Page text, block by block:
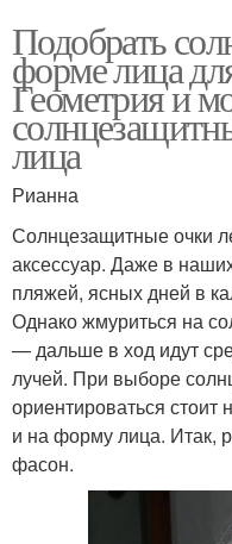
Подобрать
форме лица
Геометрия и
лица
Рианна
Солнцезащитные очки
аксессуар. Даже в
пляжей, ясных дней в
Однако жмуриться на
— дальше в ход идут
лучей. При выборе
ориентироваться
и на форму лица. Итак,
фасон.